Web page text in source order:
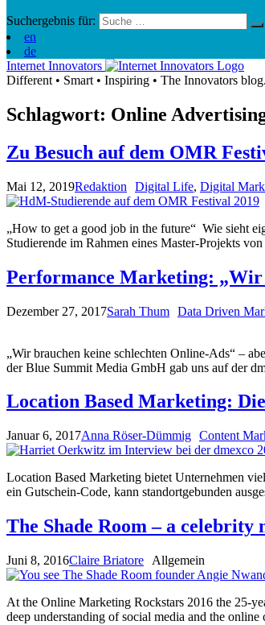
Suchergebnis für:
en
de
Internet Innovators
Different • Smart • Inspiring • The Innovators blog.
Schlagwort: Online
Zu Besuch auf dem OMR
Mai 12, 2019Redaktion Digital Life, Digital
„How to get a good job in the future“ Wie sieht
Studierende im Rahmen eines Master-Projekts
Performance Marketing: „Wir
Dezember 27, 2017Sarah Thum Data Driven
„Wir brauchen keine schlechten Online-Ads“ –
der Blue Summit Media GmbH gab uns auf der
Location Based Marketing:
Januar 6, 2017Anna Röser-Dümmig Content
Location Based Marketing bietet Unternehmen
ein Gutschein-Code, kann standortgebunden
The Shade Room – a celebrity
Juni 8, 2016Claire Briatore Allgemein
At the Online Marketing Rockstars 2016 the 25-
deep understanding of social media and the